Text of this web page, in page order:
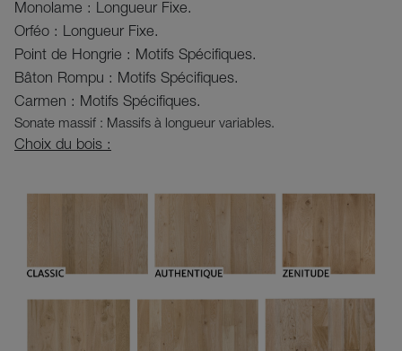
Monolame : Longueur Fixe.
Orféo : Longueur Fixe.
Point de Hongrie : Motifs Spécifiques.
Bâton Rompu : Motifs Spécifiques.
Carmen : Motifs Spécifiques.
Sonate massif : Massifs à longueur variables.
Choix du bois :